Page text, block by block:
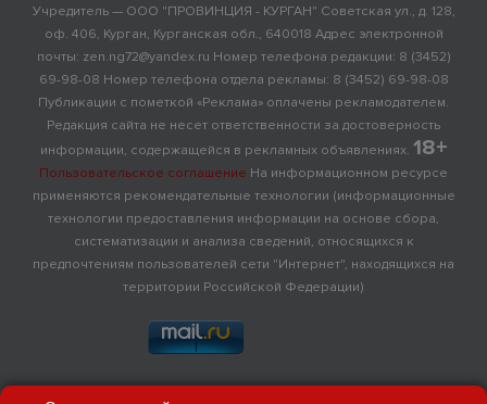
Учредитель — ООО "ПРОВИНЦИЯ - КУРГАН" Советская ул., д. 128,
оф. 406, Курган, Курганская обл., 640018 Адрес электронной
почты: zen.ng72@yandex.ru Номер телефона редакции: 8 (3452)
69-98-08 Номер телефона отдела рекламы: 8 (3452) 69-98-08
Публикации с пометкой «Реклама» оплачены рекламодателем.
Редакция сайта не несет ответственности за достоверность
информации, содержащейся в рекламных объявлениях. 18+
Пользовательское соглашение На информационном ресурсе
применяются рекомендательные технологии (информационные
технологии предоставления информации на основе сбора,
систематизации и анализа сведений, относящихся к
предпочтениям пользователей сети "Интернет", находящихся на
территории Российской Федерации)